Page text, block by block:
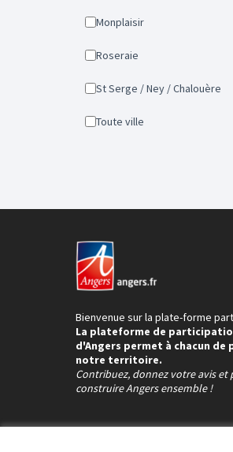
Monplaisir
Roseraie
St Serge / Ney / Chalouère
Toute ville
Bienvenue sur la plate-forme
La plateforme de
d'Angers permet à chacun
notre territoire.
Contribuez, donnez votre avis
construire Angers ensemble !